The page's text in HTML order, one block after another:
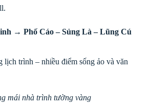
→ Phố Cáo – Sủng Là – Lũng Cú
lịch trình – nhiều điểm sống ảo và văn
mái nhà trình tường vàng